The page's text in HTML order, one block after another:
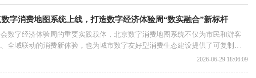
数字消费地图系统上线，打造数字经济体验周“数实融合”新标杆
数字经济体验周的重要实践载体，北京数字消费地图系统不仅为市民和游客
全域联动的消费新体验，也为城市数字友好型消费生态建设提供了可复制、
2026-06-29 18:06:09